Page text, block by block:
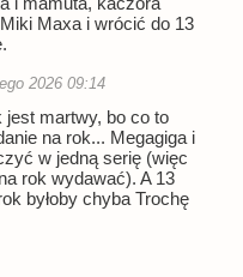
Maxa i wrócić do 13
2026 09:14
jest martwy, bo co to
na rok... Megagiga i
w jedną serię (więc
rok wydawać). A 13
byłoby chyba Trochę